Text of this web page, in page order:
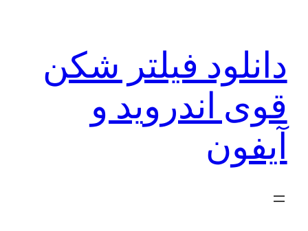
دانلود فیلتر شکن
قوی اندروید و
آیفون